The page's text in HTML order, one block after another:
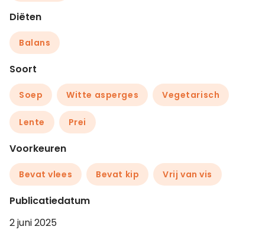
Diëten
Balans
Soort
Soep Witte asperges Vegetarisch
Lente Prei
Voorkeuren
Bevat vlees Bevat kip Vrij van vis
Publicatiedatum
2 juni 2025